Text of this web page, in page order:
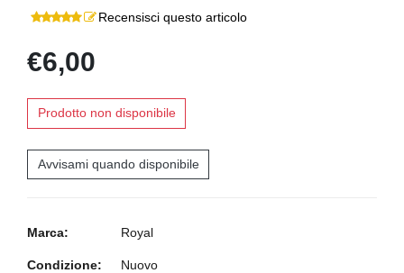
Recensisci questo articolo
€6,00
Prodotto non disponibile
Avvisami quando disponibile
Marca: Royal
Condizione: Nuovo